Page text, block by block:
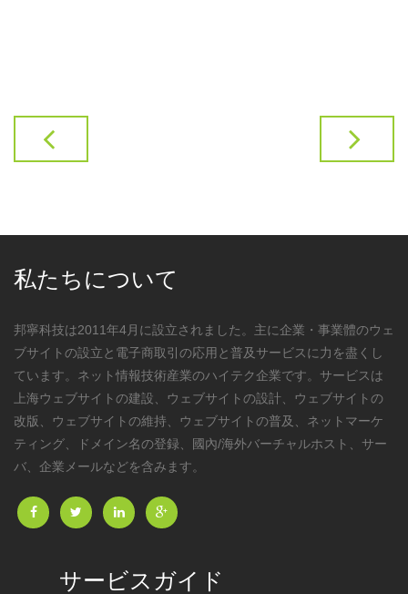
私たちについて
邦寧科技は2011年4月に設立されました。主に企業・事業體のウェ
ブサイトの設立と電子商取引の応用と普及サービスに力を盡くし
ています。ネット情報技術産業のハイテク企業です。サービスは
上海ウェブサイトの建設、ウェブサイトの設計、ウェブサイトの
改版、ウェブサイトの維持、ウェブサイトの普及、ネットマーケ
ティング、ドメイン名の登録、國內/海外バーチャルホスト、サー
バ、企業メールなどを含みます。
サービスガイド